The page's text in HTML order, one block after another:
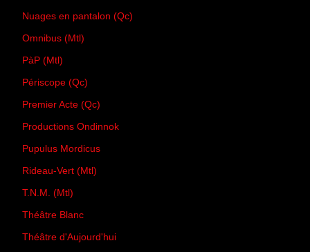
Nuages en pantalon (Qc)
Omnibus (Mtl)
PàP (Mtl)
Périscope (Qc)
Premier Acte (Qc)
Productions Ondinnok
Pupulus Mordicus
Rideau-Vert (Mtl)
T.N.M. (Mtl)
Théâtre Blanc
Théâtre d'Aujourd'hui